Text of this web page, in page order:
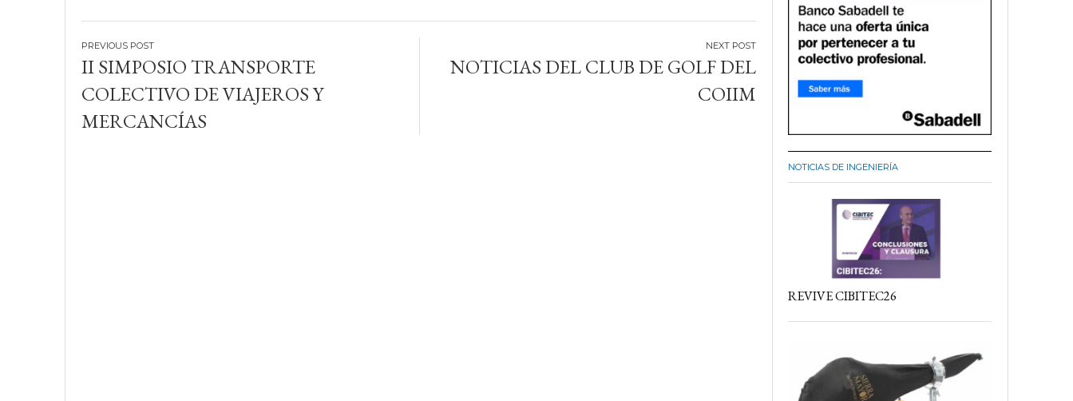
Navegación
de
entradas
II SIMPOSIO TRANSPORTE
COLECTIVO DE VIAJEROS Y
MERCANCÍAS
NOTICIAS DEL CLUB DE GOLF DEL
COIIM
NOTICIAS DE INGENIERÍA
REVIVE CIBITEC26